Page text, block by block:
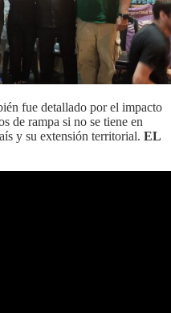
fue detallado por el impacto
de rampa si no se tiene en
y su extensión territorial. EL